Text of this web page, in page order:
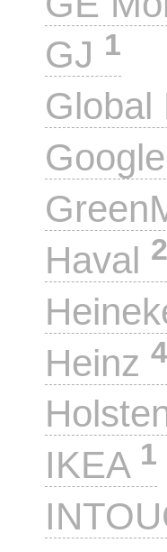
GJ 1
Google
Haval
Heinz 4
IKEA 1